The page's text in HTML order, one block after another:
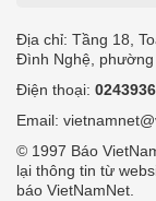
Địa chỉ: Tầng 18,
Đình Nghệ, phường
Điện thoại:
Email:
© 1997 Báo
lại thông tin từ
báo VietNamNet.